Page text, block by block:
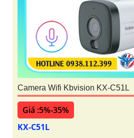
Camera Wifi Kbvision KX-C51L
Giá :5%-35%
KX-C51L